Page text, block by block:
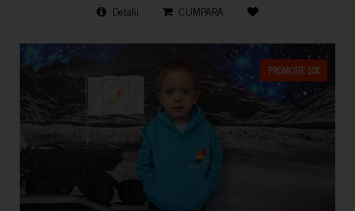
Detalii CUMPARA
PROMOTIE 10%